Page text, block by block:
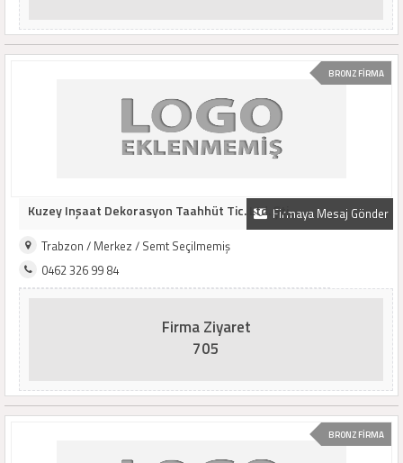
BRONZ FİRMA
Firmaya Mesaj Gönder
Kuzey Inşaat Dekorasyon Taahhüt Tic. Ltd. Şti.
Trabzon / Merkez / Semt Seçilmemiş
0462 326 99 84
Firma Ziyaret
705
BRONZ FİRMA